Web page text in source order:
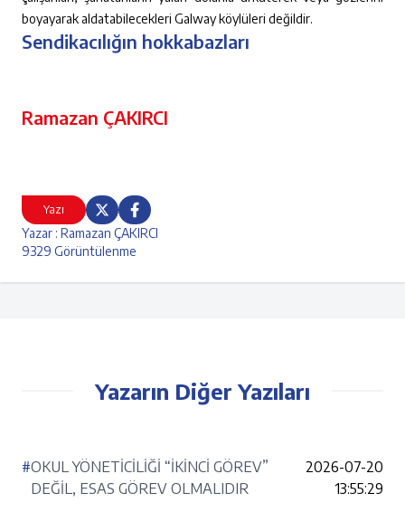
Yazı
Yazar : Ramazan ÇAKIRCI
9329 Görüntülenme
Sendikacılığın hokkabazları
Ramazan ÇAKIRCI
boyayarak aldatabilecekleri Galway köylüleri değildir.
Yazarın Diğer Yazıları
#OKUL YÖNETİCİLİĞİ “İKİNCİ GÖREV”
DEĞİL, ESAS GÖREV OLMALIDIR
2026-07-20
13:55:29